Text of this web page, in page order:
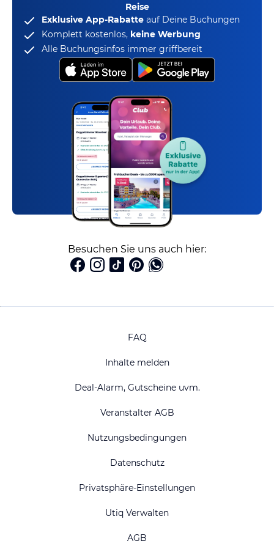
Reise
Exklusive App-Rabatte auf Deine Buchungen
Komplett kostenlos, keine Werbung
Alle Buchungsinfos immer griffbereit
Besuchen Sie uns auch hier:
FAQ
Inhalte melden
Deal-Alarm, Gutscheine uvm.
Veranstalter AGB
Nutzungsbedingungen
Datenschutz
Privatsphäre-Einstellungen
Utiq Verwalten
AGB